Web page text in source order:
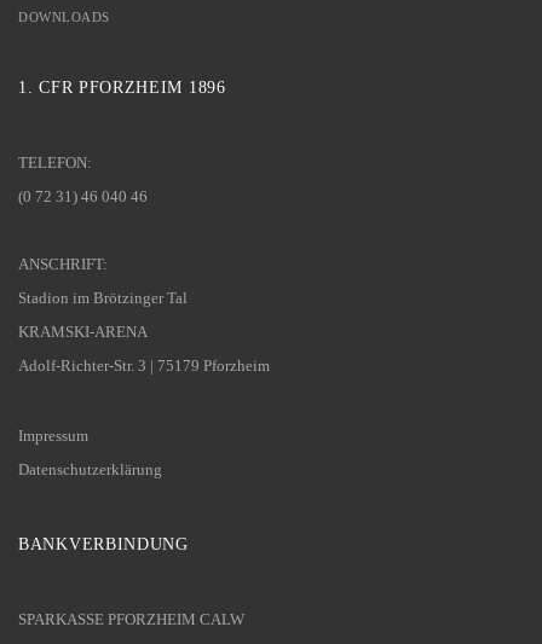
DOWNLOADS
1. CFR PFORZHEIM 1896
TELEFON:
(0 72 31) 46 040 46
ANSCHRIFT:
Stadion im Brötzinger Tal
KRAMSKI-ARENA
Adolf-Richter-Str. 3 | 75179 Pforzheim
Impressum
Datenschutzerklärung
BANKVERBINDUNG
SPARKASSE PFORZHEIM CALW